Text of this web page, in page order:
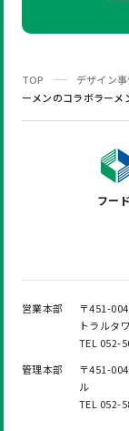
TOP デザイン
ーメンのコラボラーメ
フー
営業本部
〒451-
トラルタ
TEL 052-
管理本部
〒451-
ル
TEL 052-